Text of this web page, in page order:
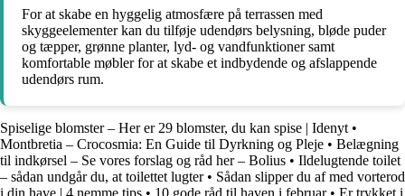
For at skabe en hyggelig atmosfære på terrassen med
skyggeelementer kan du tilføje udendørs belysning, bløde puder
og tæpper, grønne planter, lyd- og vandfunktioner samt
komfortable møbler for at skabe et indbydende og afslappende
udendørs rum.
Spiselige blomster – Her er 29 blomster, du kan spise | Idenyt •
Montbretia – Crocosmia: En Guide til Dyrkning og Pleje • Belægning
til indkørsel – Se vores forslag og råd her – Bolius • Ildelugtende toilet
– sådan undgår du, at toilettet lugter• Sådan slipper du af med vorterod
i din have | 4 nemme tips • 10 gode råd til haven i februar• Er trykket i